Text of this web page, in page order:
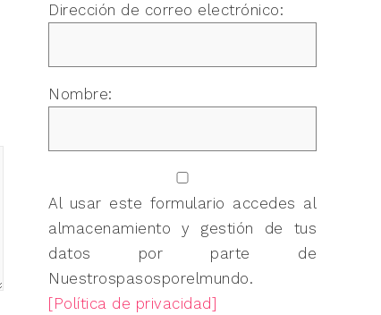
Dirección de correo electrónico:
Nombre:
Al usar este formulario accedes al
almacenamiento y gestión de tus
datos por parte de
Nuestrospasosporelmundo.
[Política de privacidad]